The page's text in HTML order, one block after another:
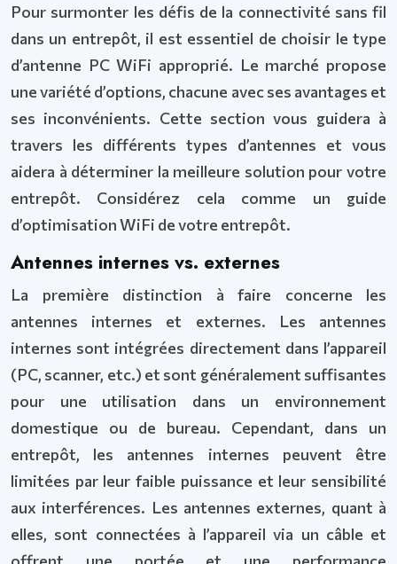
Pour surmonter les défis de la connectivité sans fil
dans un entrepôt, il est essentiel de choisir le type
d’antenne PC WiFi approprié. Le marché propose
une variété d’options, chacune avec ses avantages et
ses inconvénients. Cette section vous guidera à
travers les différents types d’antennes et vous
aidera à déterminer la meilleure solution pour votre
entrepôt. Considérez cela comme un guide
d’optimisation WiFi de votre entrepôt.
Antennes internes vs. externes
La première distinction à faire concerne les
antennes internes et externes. Les antennes
internes sont intégrées directement dans l’appareil
(PC, scanner, etc.) et sont généralement suffisantes
pour une utilisation dans un environnement
domestique ou de bureau. Cependant, dans un
entrepôt, les antennes internes peuvent être
limitées par leur faible puissance et leur sensibilité
aux interférences. Les antennes externes, quant à
elles, sont connectées à l’appareil via un câble et